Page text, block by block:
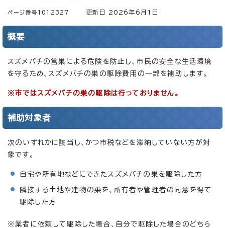
ページ番号1012327 更新日 2026年6月1日
概要
スズメバチの営巣による危険を防止し、市民の安全な生活環境
を守るため、スズメバチの巣の駆除費用の一部を補助します。
※市ではスズメバチの巣の駆除は行っておりません。
補助対象者
次のいずれかに該当し、かつ市税などを滞納していない方が対
象です。
自宅や所有地などにできたスズメバチの巣を駆除した方
隣接する土地や建物の巣を、所有者や管理者の同意を得て
駆除した方
※業者に依頼して駆除した場合、自分で駆除した場合のどちら